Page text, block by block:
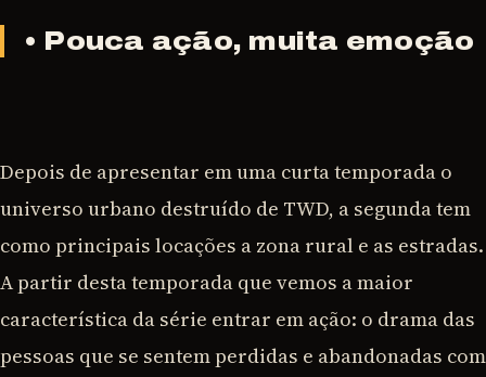
• Pouca ação, muita emoção
Depois de apresentar em uma curta temporada o
universo urbano destruído de TWD, a segunda tem
como principais locações a zona rural e as estradas.
A partir desta temporada que vemos a maior
característica da série entrar em ação: o drama das
pessoas que se sentem perdidas e abandonadas com